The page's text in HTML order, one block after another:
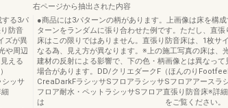
する3パ
防音
ズが異
や周辺
える
ッサ
右ページから抽出された内容
●商品には3パターンの柄があります。上画像は床を構
ターンをランダムに張り合わせた例です。ただし、直張
床はこの限りではありません。直張り防音床は、1枚サ
なる為、見え方が異なります。※上の施工写真の床は、
建材の反射による影響で、下の色・柄画像とは異なって
場合があります。DD/クリエダークF（ほんのりFootfeel
CreaDarkFラシッサSフロアラシッサSフロアアースラ
フロア耐水・ペットラシッサSフロア直張り防音床※詳細
は をご覧ください。